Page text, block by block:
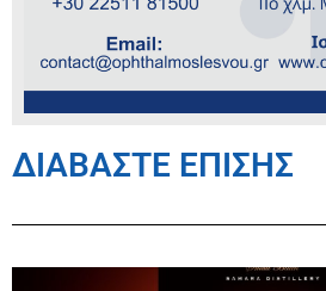
ΔΙΑΒΑΣΤΕ ΕΠΙΣΗΣ